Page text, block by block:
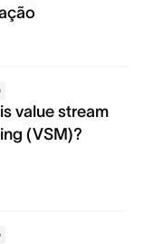
value stream
(VSM)?